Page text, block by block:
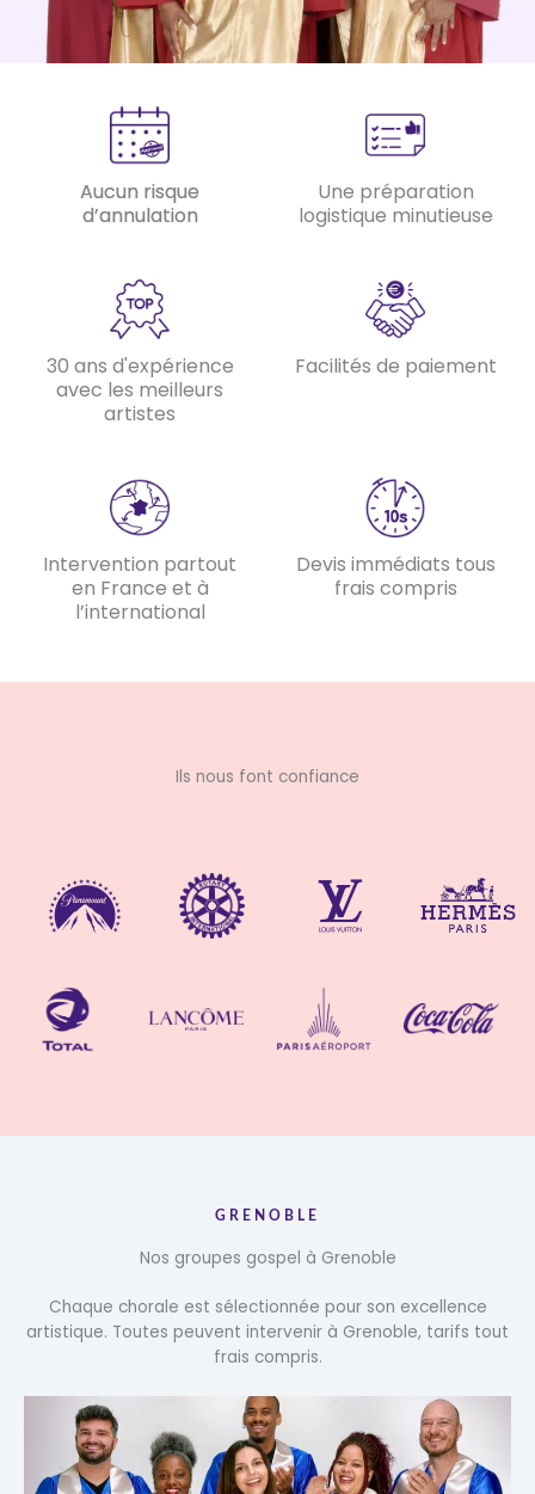
Aucun risque
d’annulation
Une préparation
logistique minutieuse
30 ans d'expérience
avec les meilleurs
artistes
Facilités de paiement
Intervention partout
en France et à
l’international
Devis immédiats tous
frais compris
Ils nous font confiance
GRENOBLE
Nos groupes gospel à Grenoble
Chaque chorale est sélectionnée pour son excellence
artistique. Toutes peuvent intervenir à Grenoble, tarifs tout
frais compris.